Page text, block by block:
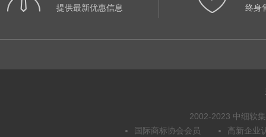
提供最新优惠信息
终身
2002-2023 中细软
国际商标协会会员
高新企业